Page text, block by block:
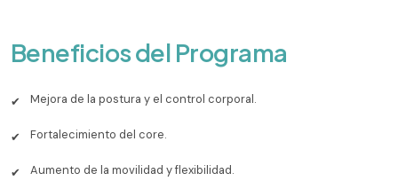
Beneficios del Programa
✔ Mejora de la postura y el control corporal.
✔ Fortalecimiento del core.
✔ Aumento de la movilidad y flexibilidad.